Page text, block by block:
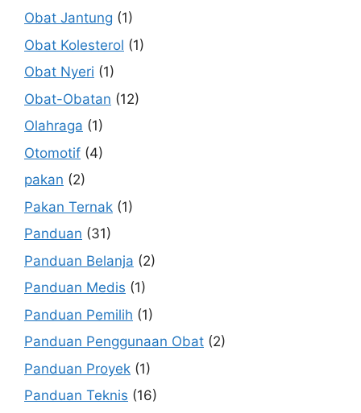
Obat Jantung (1)
Obat Kolesterol (1)
Obat Nyeri (1)
Obat-Obatan (12)
Olahraga (1)
Otomotif (4)
pakan (2)
Pakan Ternak (1)
Panduan (31)
Panduan Belanja (2)
Panduan Medis (1)
Panduan Pemilih (1)
Panduan Penggunaan Obat (2)
Panduan Proyek (1)
Panduan Teknis (16)